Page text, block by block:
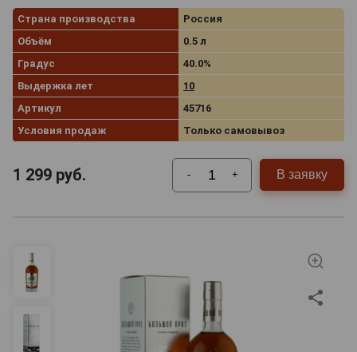
Страна производства
Россия
Объём
0.5 л
Градус
40.0%
Выдержка лет
10
Артикул
45716
Условия продаж
Только самовывоз
1 299 руб. - + В заявку